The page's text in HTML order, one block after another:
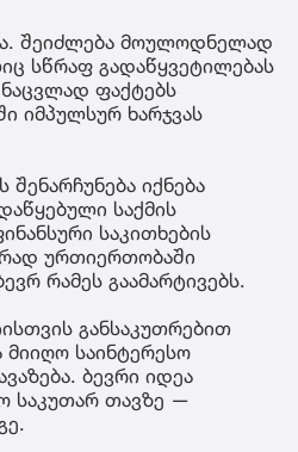
შეიძლება მოულოდნელად
სწრაფ გადაწყვეტილებას
ფაქტებს
იმპულსურ ხარჯვას
იქნება
საქმის
საკითხების
ურთიერთობაში
რამეს გაამარტივებს.
განსაკუთრებით
საინტერესო
ბევრი იდეა
საკუთარ თავზე —